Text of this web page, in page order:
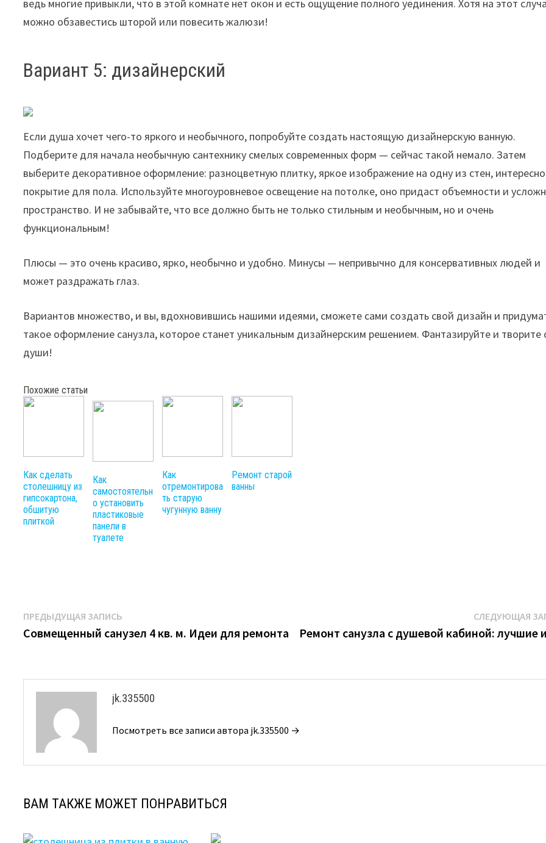
ведь многие привыкли, что в этой комнате нет окон и есть ощущение полного уединения. Хотя на этот
можно обзавестись шторой или повесить жалюзи!
Вариант 5: дизайнерский
Если душа хочет чего-то яркого и необычного, попробуйте создать настоящую дизайнерскую ванную.
Подберите для начала необычную сантехнику смелых современных форм — сейчас такой немало. Затем
выберите декоративное оформление: разноцветную плитку, яркое изображение на одну из стен,
покрытие для пола. Используйте многоуровневое освещение на потолке, оно придаст объемности и
пространство. И не забывайте, что все должно быть не только стильным и необычным, но и очень
функциональным!
Плюсы — это очень красиво, ярко, необычно и удобно. Минусы — непривычно для консервативных людей и
может раздражать глаз.
Вариантов множество, и вы, вдохновившись нашими идеями, сможете сами создать свой дизайн и
такое оформление санузла, которое станет уникальным дизайнерским решением. Фантазируйте и творите
души!
Похожие статьи
Как сделать
столешницу из
гипсокартона,
обшитую
плиткой
Как
самостоятельн
о установить
пластиковые
панели в
туалете
Как
отремонтирова
ть старую
чугунную ванну
Ремонт старой
ванны
Навигация
по
ПРЕДЫДУЩАЯ ЗАПИСЬ
запись:
Совмещенный санузел 4 кв. м. Идеи для ремонта
СЛЕДУЮЩАЯ
Ремонт санузла с душевой кабиной: лучшие
jk.335500
Посмотреть все записи автора jk.335500 →
ВАМ ТАКЖЕ МОЖЕТ ПОНРАВИТЬСЯ